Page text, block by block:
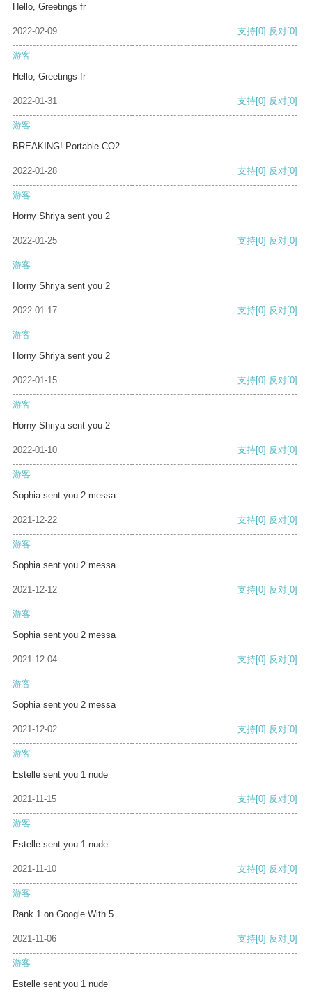
Hello, Greetings fr
2022-02-09 支持[0] 反对[0]
游客
Hello, Greetings fr
2022-01-31 支持[0] 反对[0]
游客
BREAKING! Portable CO2
2022-01-28 支持[0] 反对[0]
游客
Horny Shriya sent you 2
2022-01-25 支持[0] 反对[0]
游客
Horny Shriya sent you 2
2022-01-17 支持[0] 反对[0]
游客
Horny Shriya sent you 2
2022-01-15 支持[0] 反对[0]
游客
Horny Shriya sent you 2
2022-01-10 支持[0] 反对[0]
游客
Sophia sent you 2 messa
2021-12-22 支持[0] 反对[0]
游客
Sophia sent you 2 messa
2021-12-12 支持[0] 反对[0]
游客
Sophia sent you 2 messa
2021-12-04 支持[0] 反对[0]
游客
Sophia sent you 2 messa
2021-12-02 支持[0] 反对[0]
游客
Estelle sent you 1 nude
2021-11-15 支持[0] 反对[0]
游客
Estelle sent you 1 nude
2021-11-10 支持[0] 反对[0]
游客
Rank 1 on Google With 5
2021-11-06 支持[0] 反对[0]
游客
Estelle sent you 1 nude